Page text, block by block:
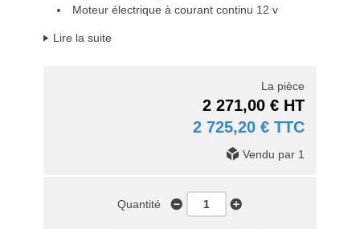
Moteur électrique à courant continu 12 v
Lire la suite
La pièce
2 271,00 € HT
2 725,20 € TTC
Vendu par 1
Quantité